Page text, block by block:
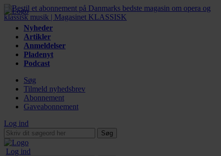
Nyheder
Artikler
Anmeldelser
Pladenyt
Podcast
Søg
Tilmeld nyhedsbrev
Abonnement
Gaveabonnement
Log ind
Søg
Log ind